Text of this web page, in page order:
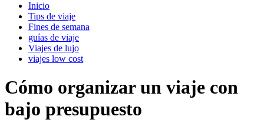
Inicio
Tips de viaje
Fines de semana
guías de viaje
Viajes de lujo
viajes low cost
Cómo organizar un viaje con
bajo presupuesto